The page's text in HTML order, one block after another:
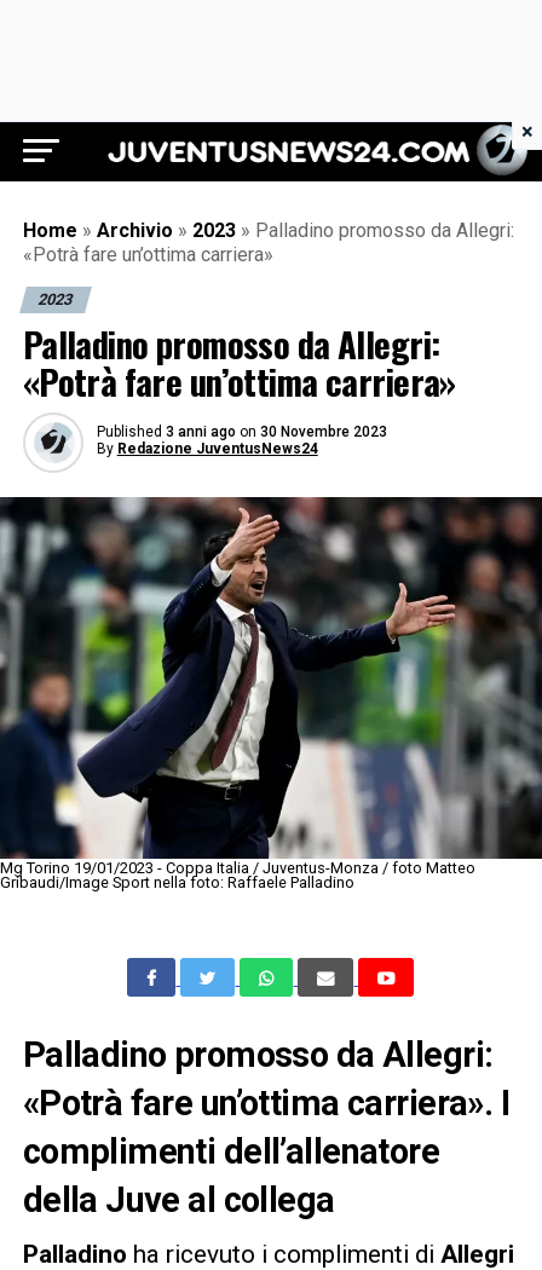
Juventus News 24
Home » Archivio » 2023 » Palladino promosso da Allegri:
«Potrà fare un’ottima carriera»
2023
Palladino promosso da Allegri:
«Potrà fare un’ottima carriera»
Published 3 anni ago on 30 Novembre 2023
By Redazione JuventusNews24
Mg Torino 19/01/2023 - Coppa Italia / Juventus-Monza / foto Matteo
Gribaudi/Image Sport nella foto: Raffaele Palladino
Palladino promosso da Allegri:
«Potrà fare un’ottima carriera». I
complimenti dell’allenatore
della Juve al collega
Palladino ha ricevuto i complimenti di Allegri
×